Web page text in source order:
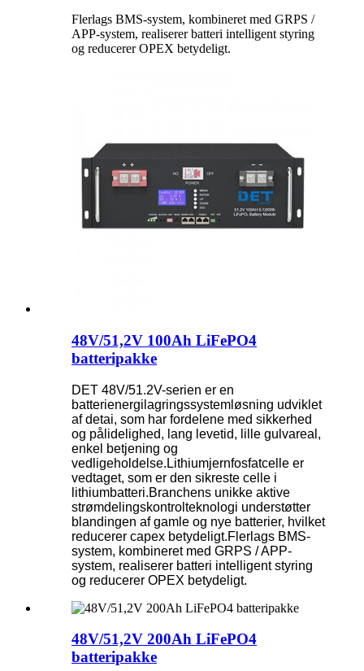
Flerlags BMS-system, kombineret med GRPS /
APP-system, realiserer batteri intelligent styring
og reducerer OPEX betydeligt.
48V/51,2V 100Ah LiFePO4
batteripakke
DET 48V/51.2V-serien er en
batterienergilagringssystemløsning udviklet
af detai, som har fordelene med sikkerhed
og pålidelighed, lang levetid, lille gulvareal,
enkel betjening og
vedligeholdelse.Lithiumjernfosfatcelle er
vedtaget, som er den sikreste celle i
lithiumbatteri.Branchens unikke aktive
strømdelingskontrolteknologi understøtter
blandingen af ​​gamle og nye batterier, hvilket
reducerer capex betydeligt.Flerlags BMS-
system, kombineret med GRPS / APP-
system, realiserer batteri intelligent styring
og reducerer OPEX betydeligt.
48V/51,2V 200Ah LiFePO4
batteripakke